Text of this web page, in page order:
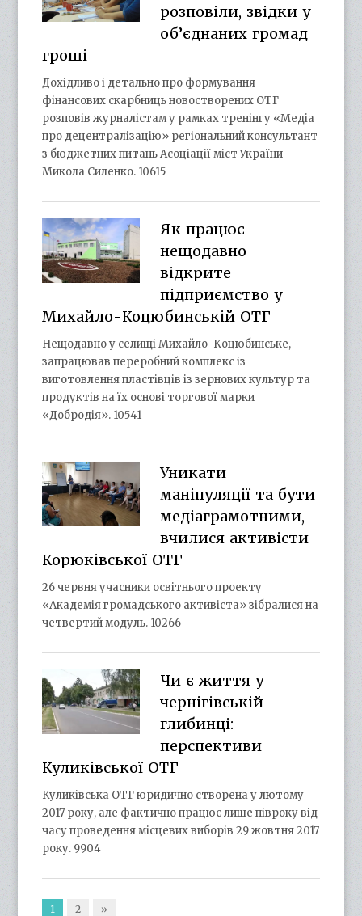
розповіли, звідки у
об’єднаних громад
гроші
Дохідливо і детально про формування
фінансових скарбниць новостворених ОТГ
розповів журналістам у рамках тренінгу «Медіа
про децентралізацію» регіональний консультант
з бюджетних питань Асоціації міст України
Микола Силенко. 10615
Як працює
нещодавно
відкрите
підприємство у
Михайло-Коцюбинській ОТГ
Нещодавно у селищі Михайло-Коцюбинське,
запрацював переробний комплекс із
виготовлення пластівців із зернових культур та
продуктів на їх основі торгової марки
«Добродія». 10541
Уникати
маніпуляції та бути
медіаграмотними,
вчилися активісти
Корюківської ОТГ
26 червня учасники освітнього проекту
«Академія громадського активіста» зібралися на
четвертий модуль. 10266
Чи є життя у
чернігівській
глибинці:
перспективи
Куликівської ОТГ
Куликівська ОТГ юридично створена у лютому
2017 року, але фактично працює лише півроку від
часу проведення місцевих виборів 29 жовтня 2017
року. 9904
1 2 »